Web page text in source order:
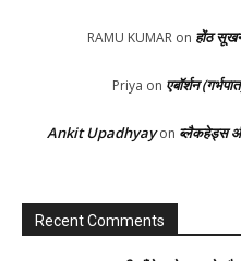
RAMU KUMAR on होंठ
Priya on एबॉर्शन
Ankit Upadhyayon ब्लैकहेड्स
Recent Comments